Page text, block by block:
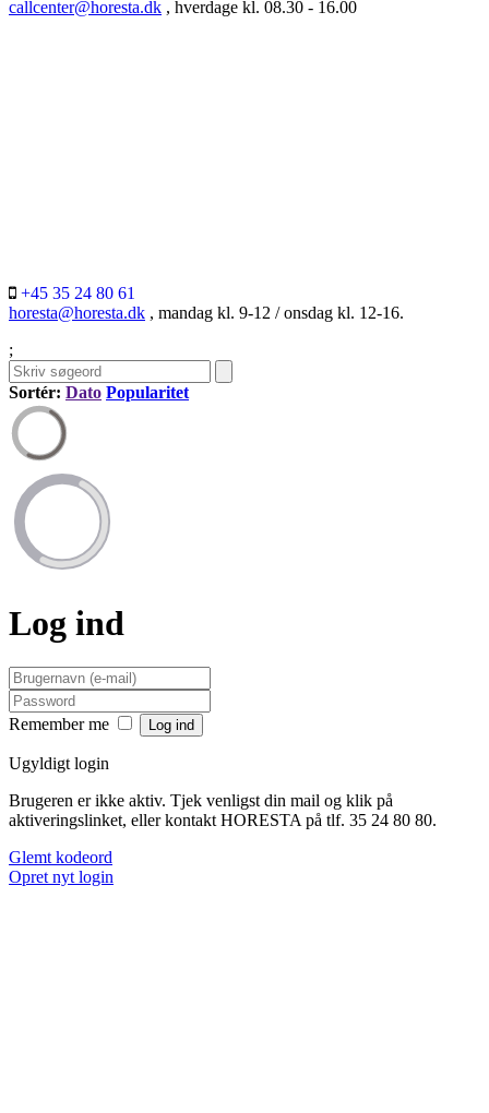
callcenter@horesta.dk , hverdage kl. 08.30 - 16.00
+45 35 24 80 61
horesta@horesta.dk , mandag kl. 9-12 / onsdag kl. 12-16.
;
Sortér: Dato Popularitet
Log ind
Remember me
Ugyldigt login
Brugeren er ikke aktiv. Tjek venligst din mail og klik på
aktiveringslinket, eller kontakt HORESTA på tlf. 35 24 80 80.
Glemt kodeord
Opret nyt login